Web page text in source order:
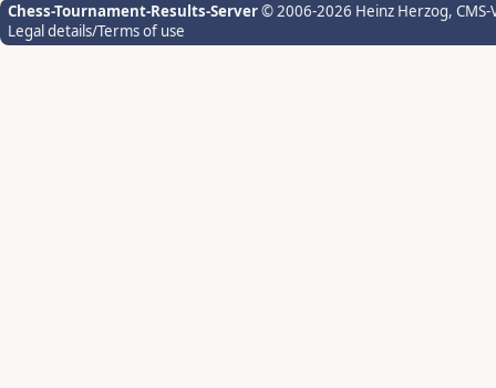
Chess-Tournament-Results-Server© 2006-2026 Heinz Herzog,
Legal details/Terms of use